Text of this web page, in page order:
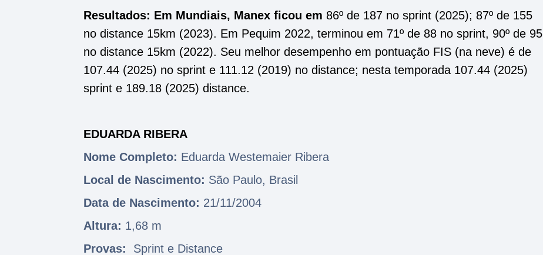
Resultados: Em Mundiais, Manex ficou em 86º de 187 no sprint (2025); 87º de 155
no distance 15km (2023). Em Pequim 2022, terminou em 71º de 88 no sprint, 90º de 95
no distance 15km (2022). Seu melhor desempenho em pontuação FIS (na neve) é de
107.44 (2025) no sprint e 111.12 (2019) no distance; nesta temporada 107.44 (2025)
sprint e 189.18 (2025) distance.
EDUARDA RIBERA
Nome Completo: Eduarda Westemaier Ribera
Local de Nascimento: São Paulo, Brasil
Data de Nascimento: 21/11/2004
Altura: 1,68 m
Provas:
Sprint e Distance